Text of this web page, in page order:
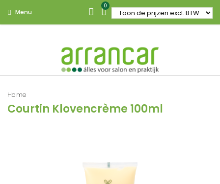
Menu
0
Home
Courtin Klovencrème 100ml